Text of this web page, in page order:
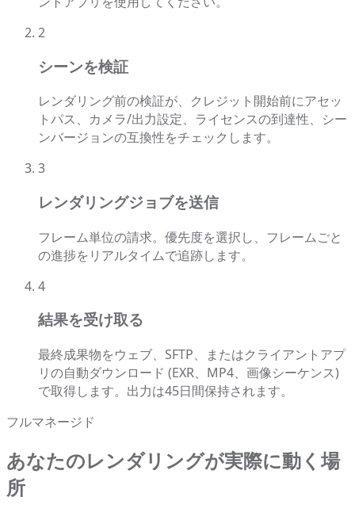
2
シーンを検証
レンダリング前の検証が、クレジット開始前にアセッ
トパス、カメラ/出力設定、ライセンスの到達性、シー
ンバージョンの互換性をチェックします。
3
レンダリングジョブを送信
フレーム単位の請求。優先度を選択し、フレームごと
の進捗をリアルタイムで追跡します。
4
結果を受け取る
最終成果物をウェブ、SFTP、またはクライアントアプ
リの自動ダウンロード (EXR、MP4、画像シーケンス)
で取得します。出力は45日間保持されます。
フルマネージド
あなたのレンダリングが実際に動く場
所